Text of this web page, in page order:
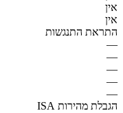
אין
אין
התראת התנגשות
—
—
—
—
—
הגבלת מהירות ISA